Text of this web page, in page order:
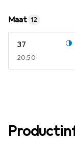
Maat 12
37
EUR
20,50